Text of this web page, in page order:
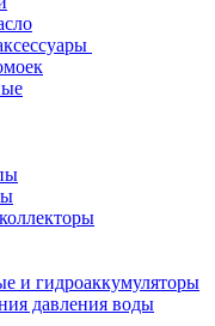
и гидроаккумуляторы
давления воды